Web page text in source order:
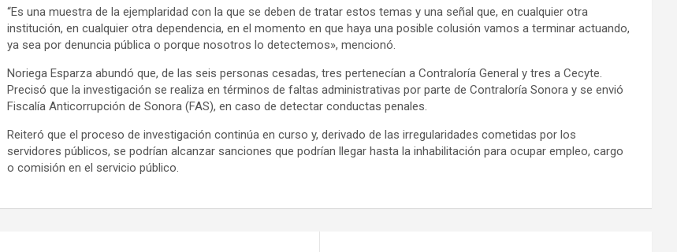
“Es una muestra de la ejemplaridad con la que se deben de tratar estos temas y una señal que, en cualquier otra
institución, en cualquier otra dependencia, en el momento en que haya una posible colusión vamos a terminar actuando,
ya sea por denuncia pública o porque nosotros lo detectemos», mencionó.
Noriega Esparza abundó que, de las seis personas cesadas, tres pertenecían a Contraloría General y tres a Cecyte.
Precisó que la investigación se realiza en términos de faltas administrativas por parte de Contraloría Sonora y se envió
Fiscalía Anticorrupción de Sonora (FAS), en caso de detectar conductas penales.
Reiteró que el proceso de investigación continúa en curso y, derivado de las irregularidades cometidas por los
servidores públicos, se podrían alcanzar sanciones que podrían llegar hasta la inhabilitación para ocupar empleo, cargo
o comisión en el servicio público.